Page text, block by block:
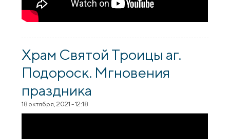
Храм Святой Троицы аг.
Подороск. Мгновения
праздника
18 октября, 2021 - 12:18